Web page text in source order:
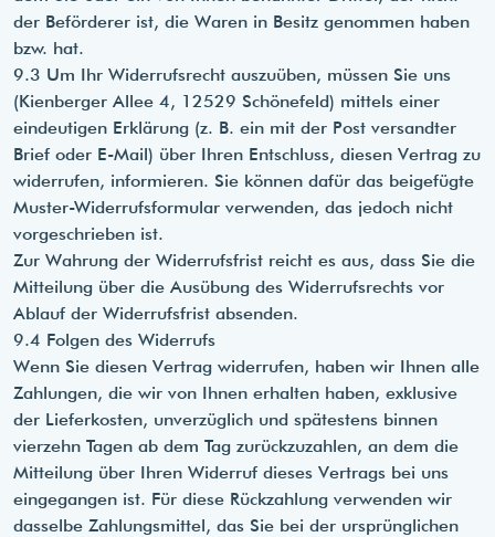
der Beförderer ist, die Waren in Besitz genommen haben
bzw. hat.
9.3 Um Ihr Widerrufsrecht auszuüben, müssen Sie uns
(Kienberger Allee 4, 12529 Schönefeld) mittels einer
eindeutigen Erklärung (z. B. ein mit der Post versandter
Brief oder E-Mail) über Ihren Entschluss, diesen Vertrag zu
widerrufen, informieren. Sie können dafür das beigefügte
Muster-Widerrufsformular verwenden, das jedoch nicht
vorgeschrieben ist.
Zur Wahrung der Widerrufsfrist reicht es aus, dass Sie die
Mitteilung über die Ausübung des Widerrufsrechts vor
Ablauf der Widerrufsfrist absenden.
9.4 Folgen des Widerrufs
Wenn Sie diesen Vertrag widerrufen, haben wir Ihnen alle
Zahlungen, die wir von Ihnen erhalten haben, exklusive
der Lieferkosten, unverzüglich und spätestens binnen
vierzehn Tagen ab dem Tag zurückzuzahlen, an dem die
Mitteilung über Ihren Widerruf dieses Vertrags bei uns
eingegangen ist. Für diese Rückzahlung verwenden wir
dasselbe Zahlungsmittel, das Sie bei der ursprünglichen